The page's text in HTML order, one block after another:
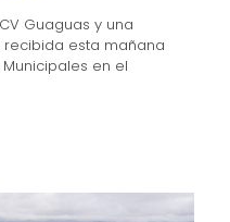
Guaguas y una
esta mañana
en el